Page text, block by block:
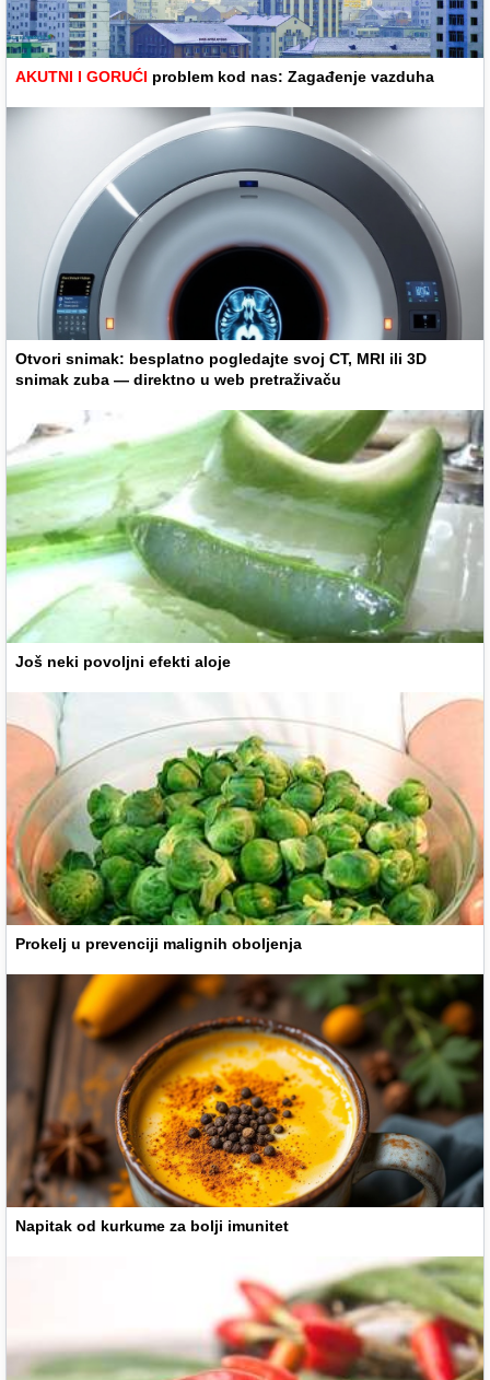
AKUTNI I GORUĆI problem kod nas: Zagađenje vazduha
Otvori snimak: besplatno pogledajte svoj CT, MRI ili 3D
snimak zuba — direktno u web pretraživaču
Još neki povoljni efekti aloje
Prokelj u prevenciji malignih oboljenja
Napitak od kurkume za bolji imunitet